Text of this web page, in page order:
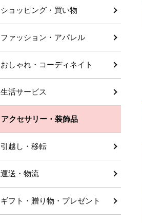
ショッピング・買い物
ファッション・アパレル
おしゃれ・コーディネイト
生活サービス
アクセサリー・装飾品
引越し・移転
運送・物流
ギフト・贈り物・プレゼント